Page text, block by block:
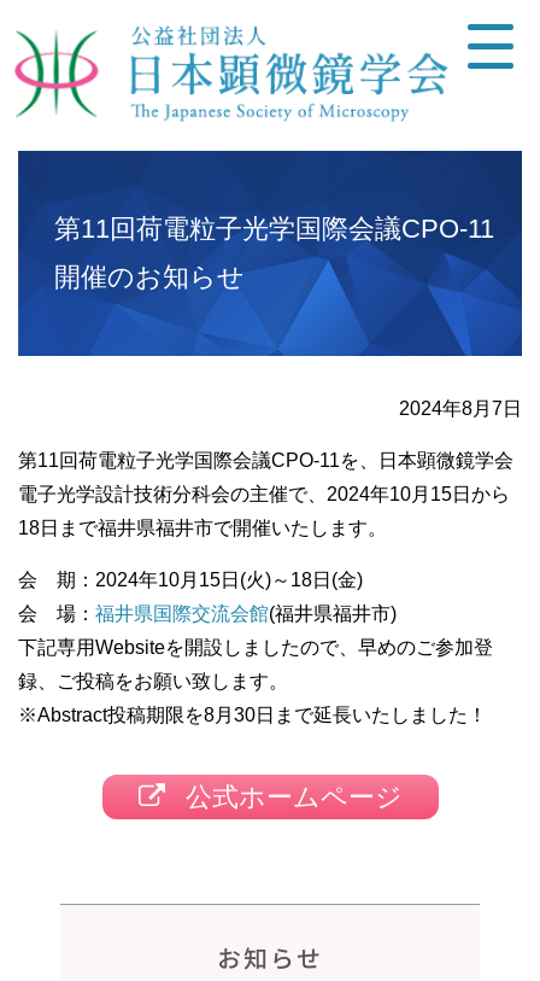
第11回荷電粒子光学国際会議CPO-11
開催のお知らせ
2024年8月7日
第11回荷電粒子光学国際会議CPO-11を、日本顕微鏡学会
電子光学設計技術分科会の主催で、2024年10月15日から
18日まで福井県福井市で開催いたします。
会 期：2024年10月15日(火)～18日(金)
会 場： 福井県国際交流会館(福井県福井市)
下記専用Websiteを開設しましたので、早めのご参加登
録、ご投稿をお願い致します。
※Abstract投稿期限を8月30日まで延長いたしました！
公式ホームページ
お知らせ